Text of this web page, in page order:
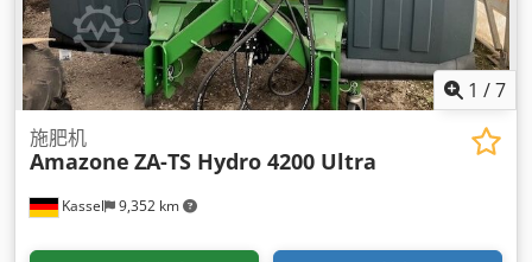
1 /7
Kassel 9,352 km
施肥机
Amazone ZA-TS Hydro 4200 Ultra